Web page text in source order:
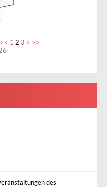
< 1 2 3 > >>
des